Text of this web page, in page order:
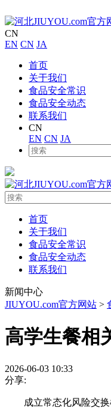
CN
EN CN JA
首页
关于我们
食品安全常识
食品安全动态
联系我们
CN
EN CN JA
首页
关于我们
食品安全常识
食品安全动态
联系我们
新闻中心
JIUYOU.com官方网站 >
高学生餐相
2026-06-03 10:33
分享:
成立常态化风险交换机